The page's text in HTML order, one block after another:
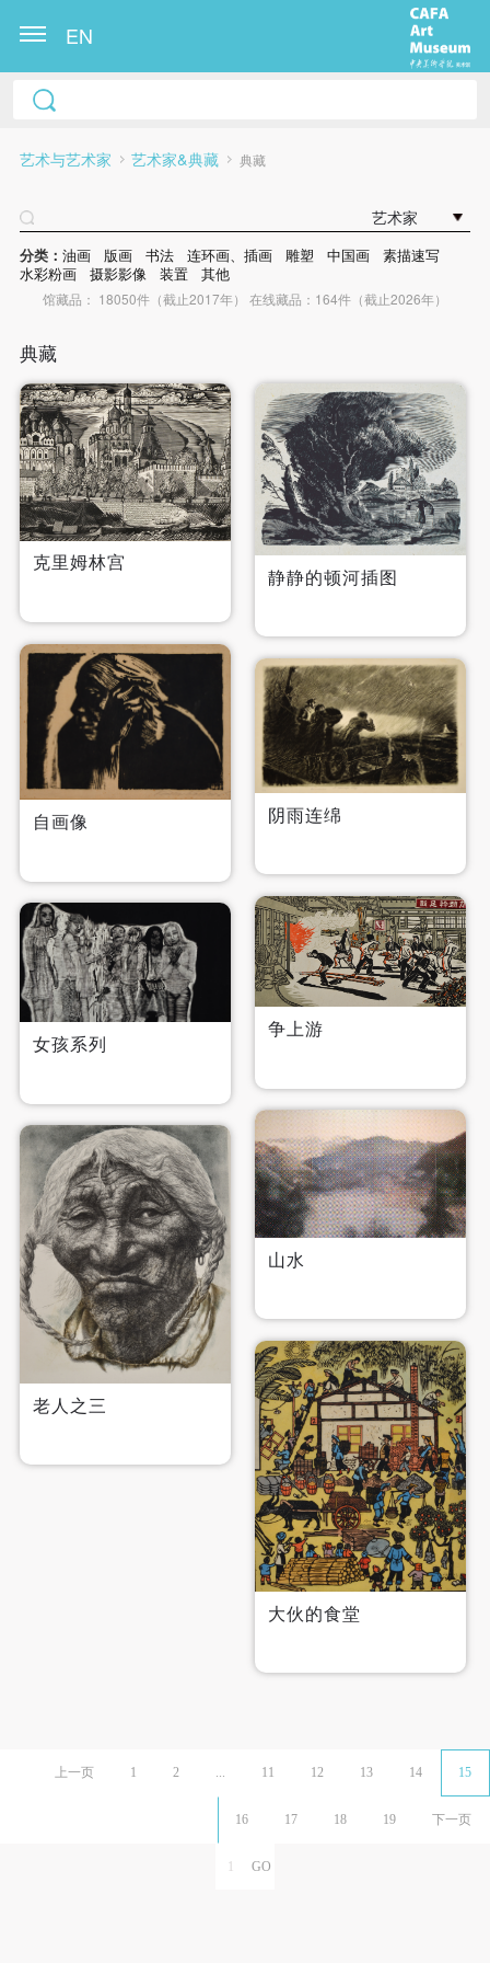
EN
艺术与艺术家 艺术家&典藏 典藏
艺术家
分类： 油画 版画 书法 连环画、插画 雕塑 中国画
素描速写
水彩粉画
摄影影像 装置 其他
馆藏品： 18050件（截止2017年） 在线藏品：164件（截止2026年）
典藏
克里姆林宫
静静的顿河插图
自画像 阴雨连绵
争上游
女孩系列
山水
老人之三
大伙的食堂
上一页 1 2 ... 11 12 13 14 15
16 17 18 19 下一页
帐号密码登录
手机号码
发送验证码
手机号码将作为您的登录账号
验证码
登录
可使用雅昌艺术网会员账户登录